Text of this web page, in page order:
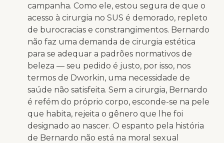
campanha. Como ele, estou segura de que o
acesso à cirurgia no SUS é demorado, repleto
de burocracias e constrangimentos. Bernardo
não faz uma demanda de cirurgia estética
para se adequar a padrões normativos de
beleza — seu pedido é justo, por isso, nos
termos de Dworkin, uma necessidade de
saúde não satisfeita. Sem a cirurgia, Bernardo
é refém do próprio corpo, esconde-se na pele
que habita, rejeita o gênero que lhe foi
designado ao nascer. O espanto pela história
de Bernardo não está na moral sexual